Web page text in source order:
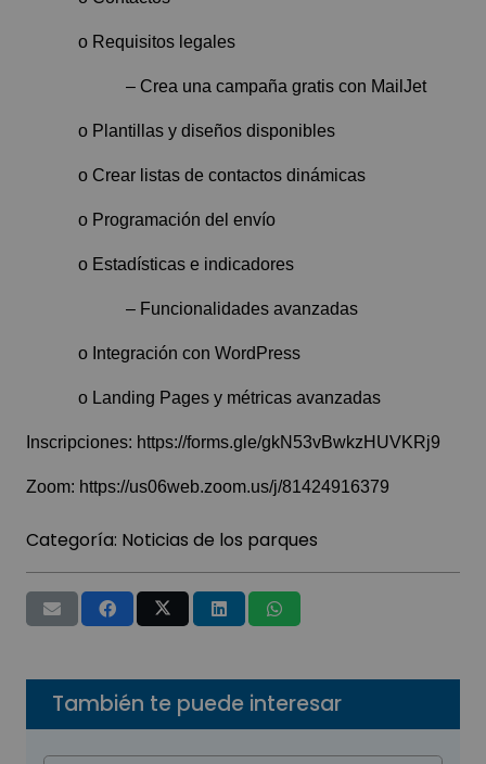
o Requisitos legales
– Crea una campaña gratis con MailJet
o Plantillas y diseños disponibles
o Crear listas de contactos dinámicas
o Programación del envío
o Estadísticas e indicadores
– Funcionalidades avanzadas
o Integración con WordPress
o Landing Pages y métricas avanzadas
Inscripciones: https://forms.gle/gkN53vBwkzHUVKRj9
Zoom: https://us06web.zoom.us/j/81424916379
Categoría: Noticias de los parques
También te puede interesar